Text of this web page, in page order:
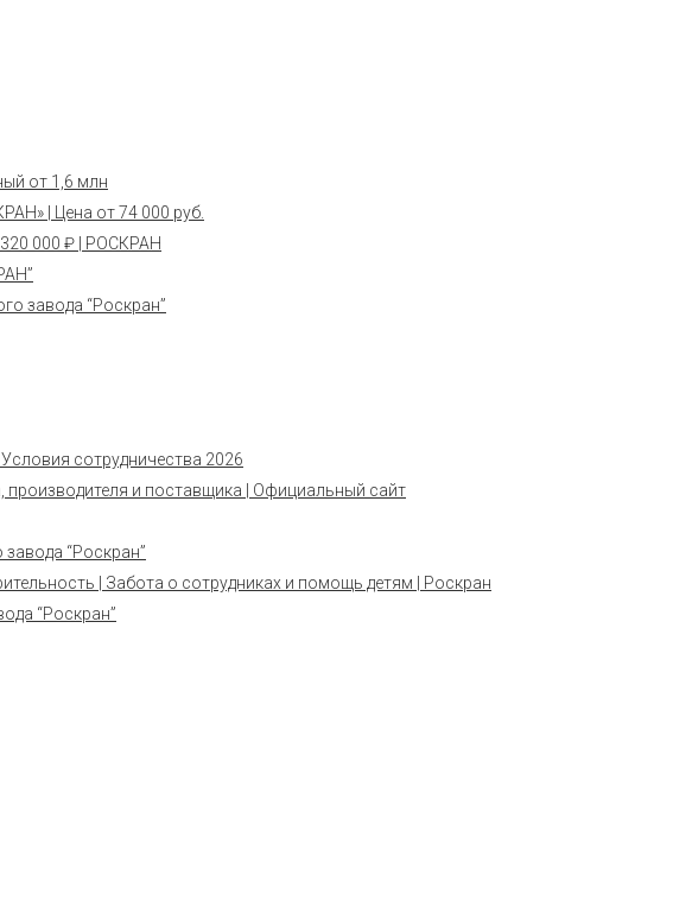
от 1,6 млн
| Цена от 74 000 руб.
000 ₽ | РОСКРАН
завода “Роскран”
сотрудничества 2026
и поставщика | Официальный сайт
“Роскран”
| Забота о сотрудниках и помощь детям | Роскран
“Роскран”